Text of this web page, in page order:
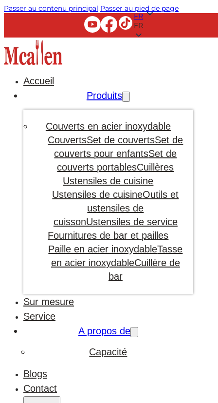
Passer au contenu principal Passer au pied de page
FR
FR
Accueil
Produits
Couverts en acier inoxydable
CouvertsSet de couvertsSet de
couverts pour enfantsSet de
couverts portablesCuillères
Ustensiles de cuisine
Ustensiles de cuisineOutils et
ustensiles de
cuissonUstensiles de service
Fournitures de bar et pailles
Paille en acier inoxydableTasse
en acier inoxydableCuillère de
bar
Sur mesure
Service
A propos de
Capacité
Blogs
Contact